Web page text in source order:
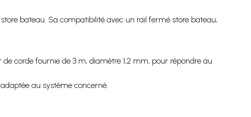
bateau. Sa compatibilité avec un rail fermé store bateau,
corde fournie de 3 m, diamètre 1,2 mm, pour répondre au
au système concerné.